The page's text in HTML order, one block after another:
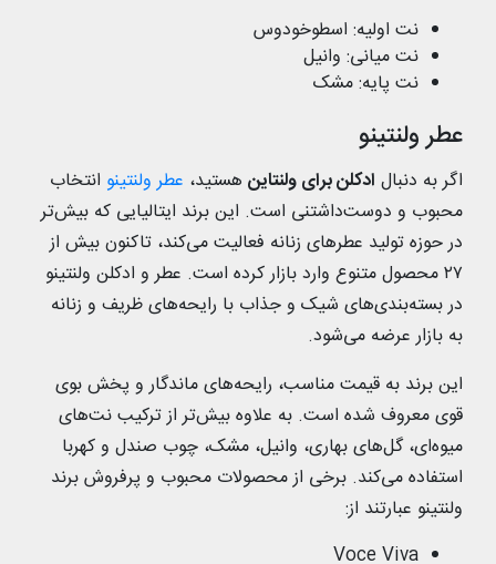
نت اولیه: اسطوخودوس
نت میانی: وانیل
نت پایه: مشک
عطر ولنتینو
اگر به دنبال ادکلن برای ولنتاین هستید، عطر ولنتینو انتخاب
محبوب و دوست‌داشتنی است. این برند ایتالیایی که بیش‌تر
در حوزه تولید عطر‌های زنانه فعالیت می‌کند، تاکنون بیش از
۲۷ محصول متنوع وارد بازار کرده است. عطر و ادکلن‌ ولنتینو
در بسته‌بندی‌های شیک و جذاب با رایحه‌های ظریف و زنانه
به بازار عرضه می‌شود.
این برند به قیمت مناسب، رایحه‌های ماندگار و پخش بوی
قوی معروف شده است. به علاوه بیش‌تر از ترکیب نت‌های
میوه‌ای، گل‌های بهاری، وانیل، مشک، چوب صندل و کهربا
استفاده می‌کند. برخی از محصولات محبوب و پرفروش برند
ولنتینو عبارتند از:
Voce Viva